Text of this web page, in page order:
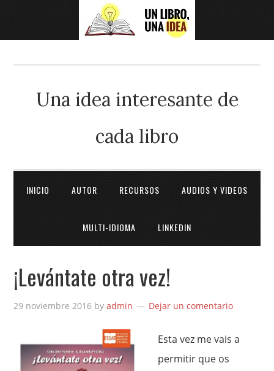
Una idea interesante de
cada libro
INICIO AUTOR RECURSOS AUDIOS Y VIDEOS
MULTI-IDIOMA LINKEDIN
¡Levántate otra vez!
29 noviembre 2016 byadmin Dejar un comentario
Esta vez me vais a
permitir que os